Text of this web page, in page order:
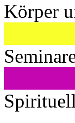
Körper